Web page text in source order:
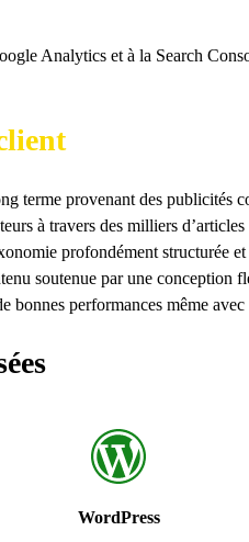
Analytics et à la Search
terme provenant des publicités
à travers des milliers
profondément structurée
soutenue par une conception
bonnes performances même
WordPress